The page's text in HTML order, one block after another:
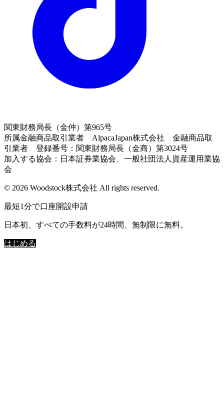
関東財務局長（金仲）第965号
所属金融商品取引業者 AlpacaJapan株式会社 金融商品取
引業者 登録番号：関東財務局長（金商）第3024号
加入する協会：日本証券業協会、一般社団法人資産運用業協
会
© 2026 Woodstock株式会社 All rights reserved.
最短1分で口座開設申請
日本初、すべての手数料が24時間、無制限に無料。
はじめる